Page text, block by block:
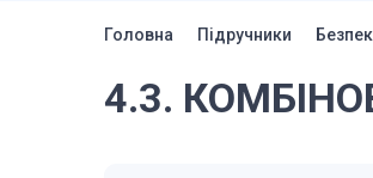
Головна Підручники
4.3.